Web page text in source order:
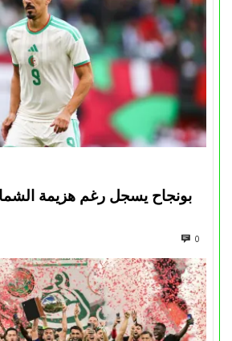
بونجاح يسجل رغم هزيمة
0